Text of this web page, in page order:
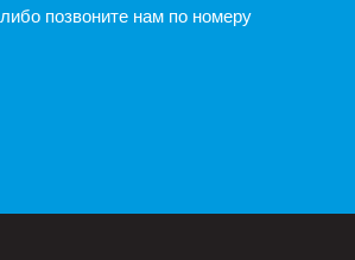
либо позвоните нам по номеру